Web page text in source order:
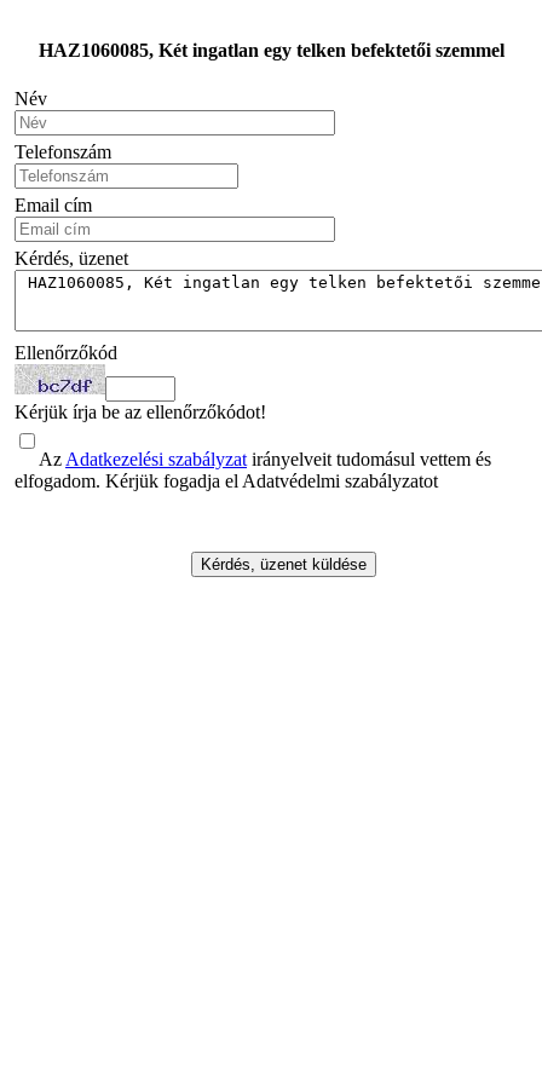
HAZ1060085, Két ingatlan egy telken befektetői szemmel
Név
Telefonszám
Email cím
Kérdés, üzenet
Ellenőrzőkód
Kérjük írja be az ellenőrzőkódot!
Az Adatkezelési szabályzat irányelveit tudomásul vettem és
elfogadom. Kérjük fogadja el Adatvédelmi szabályzatot